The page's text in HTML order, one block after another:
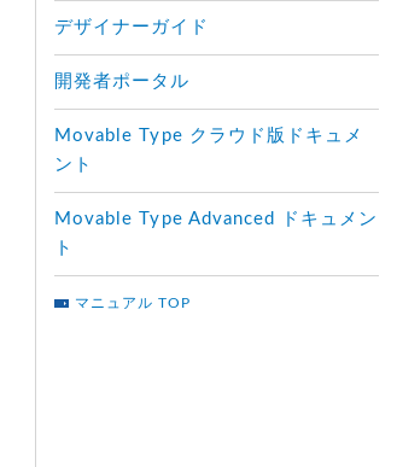
デザイナーガイド
開発者ポータル
Movable Type クラウド版ドキュメ
ント
Movable Type Advanced ドキュメン
ト
マニュアル TOP